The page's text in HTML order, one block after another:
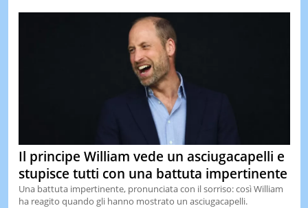
OGGI
Il principe William vede un asciugacapelli e
stupisce tutti con una battuta impertinente
Una battuta impertinente, pronunciata con il sorriso: così William
ha reagito quando gli hanno mostrato un asciugacapelli.